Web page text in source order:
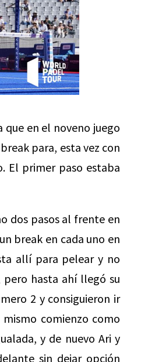
en el noveno juego
para, esta vez con
El primer paso estaba
dos pasos al frente en
break en cada uno en
allí para pelear y no
hasta ahí llegó su
2 y consiguieron ir
comienzo como
y de nuevo Ari y
sin dejar opción